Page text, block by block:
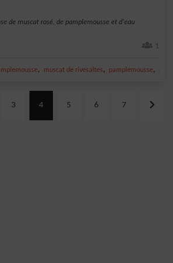
de muscat rosé, de pamplemousse et d'eau
1
, muscat de rivesaltes, pamplemousse,
3 4 5 6 7